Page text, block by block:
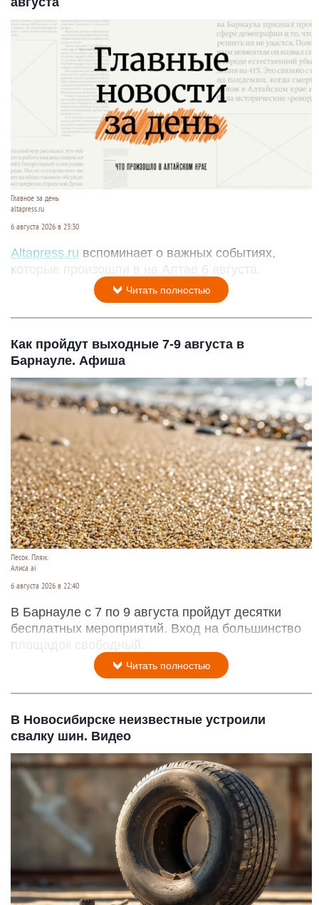
Главное за день
altapress.ru
6 августа 2026 в 23:30
Altapress.ru вспоминает о важных событиях,
которые произошли в на Алтае 6 августа.
Читать полностью
Как пройдут выходные 7-9 августа в
Барнауле. Афиша
Песок. Пляж.
Алиса ai
6 августа 2026 в 22:40
В Барнауле с 7 по 9 августа пройдут десятки
бесплатных мероприятий. Вход на большинство
площадок свободный.
Читать полностью
В Новосибирске неизвестные устроили
свалку шин. Видео